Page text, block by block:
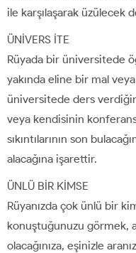
ile karşılaşarak üzülecek
ÜNİVERS İTE
Rüyada bir üniversitede
yakında eline bir mal
üniversitede ders
veya kendisinin
sıkıntılarının son
alacağına işarettir.
ÜNLÜ BİR KİMSE
Rüyanızda çok ünlü bir
konuştuğunuzu görmek,
olacağınıza, eşinizle